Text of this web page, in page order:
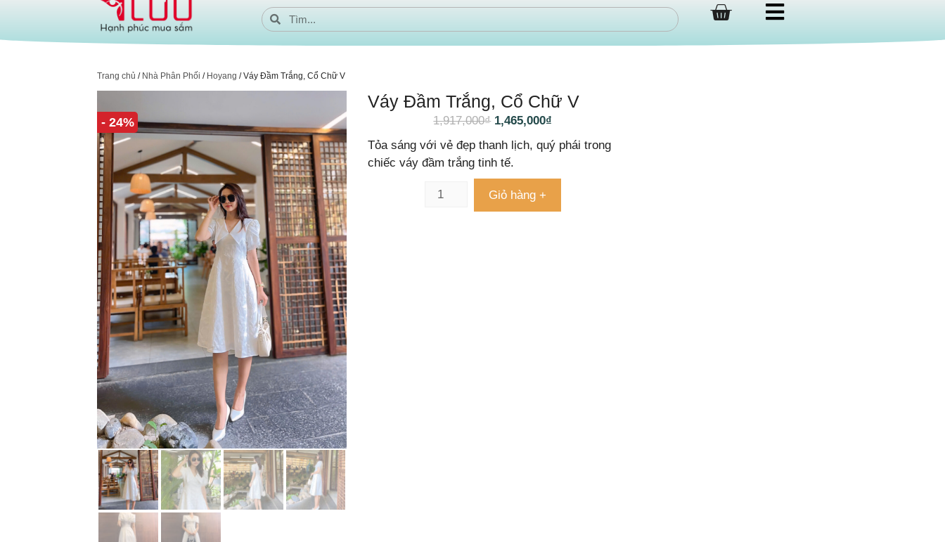
Trang chủ / Nhà Phân Phối / Hoyang / Váy Đầm Trắng, Cổ Chữ V
- 24%
Váy Đầm Trắng, Cổ Chữ V
1,917,000₫ 1,465,000₫
Tỏa sáng với vẻ đẹp thanh lịch, quý phái trong
chiếc váy đầm trắng tinh tế.
Giỏ hàng +